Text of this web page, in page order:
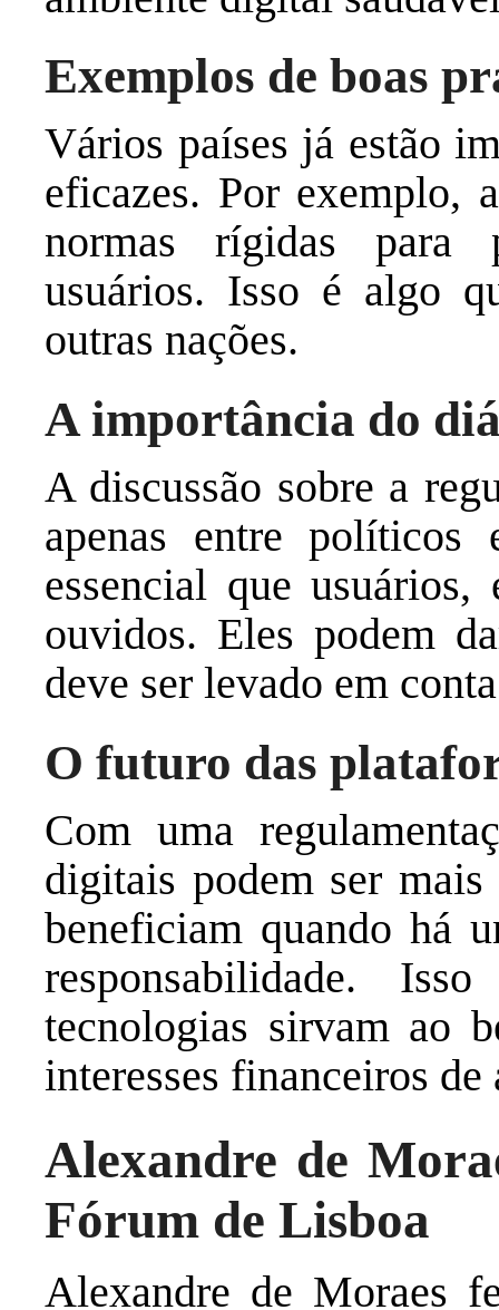
Exemplos de boas
Vários países já estão
eficazes. Por exemplo,
normas rígidas para
usuários. Isso é algo
outras nações.
A importância do
A discussão sobre a
apenas entre políticos
essencial que
ouvidos. Eles podem
deve ser levado em
O futuro das
Com uma
digitais podem ser mais
beneficiam quando há
responsabilidade.
tecnologias sirvam ao
interesses financeiros
Alexandre de
Fórum de Lisboa
Alexandre de Moraes